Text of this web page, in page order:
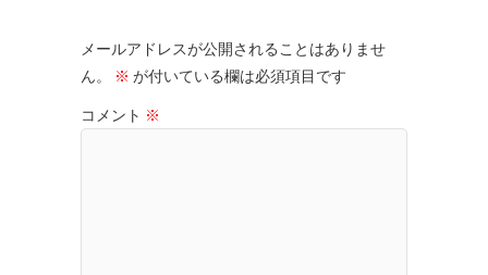
メールアドレスが公開されることはありませ
ん。
※ が付いている欄は必須項目です
コメント ※